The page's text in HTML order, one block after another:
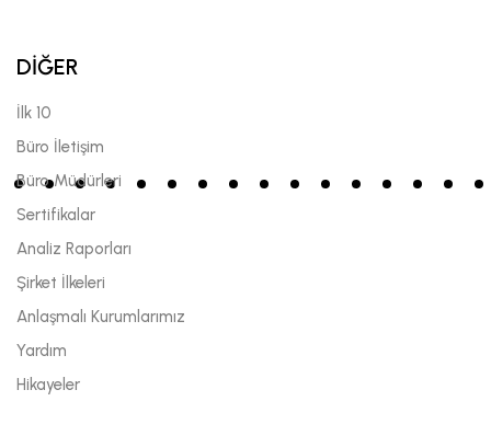
DİĞER
İlk 10
Büro İletişim
Büro Müdürleri
Sertifikalar
Analiz Raporları
Şirket İlkeleri
Anlaşmalı Kurumlarımız
Yardım
Hikayeler